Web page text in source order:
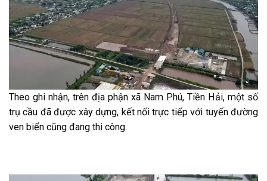
Theo ghi nhận, trên địa phận xã Nam Phú, Tiền Hải, một số
trụ cầu đã được xây dựng, kết nối trực tiếp với tuyến đường
ven biển cũng đang thi công.